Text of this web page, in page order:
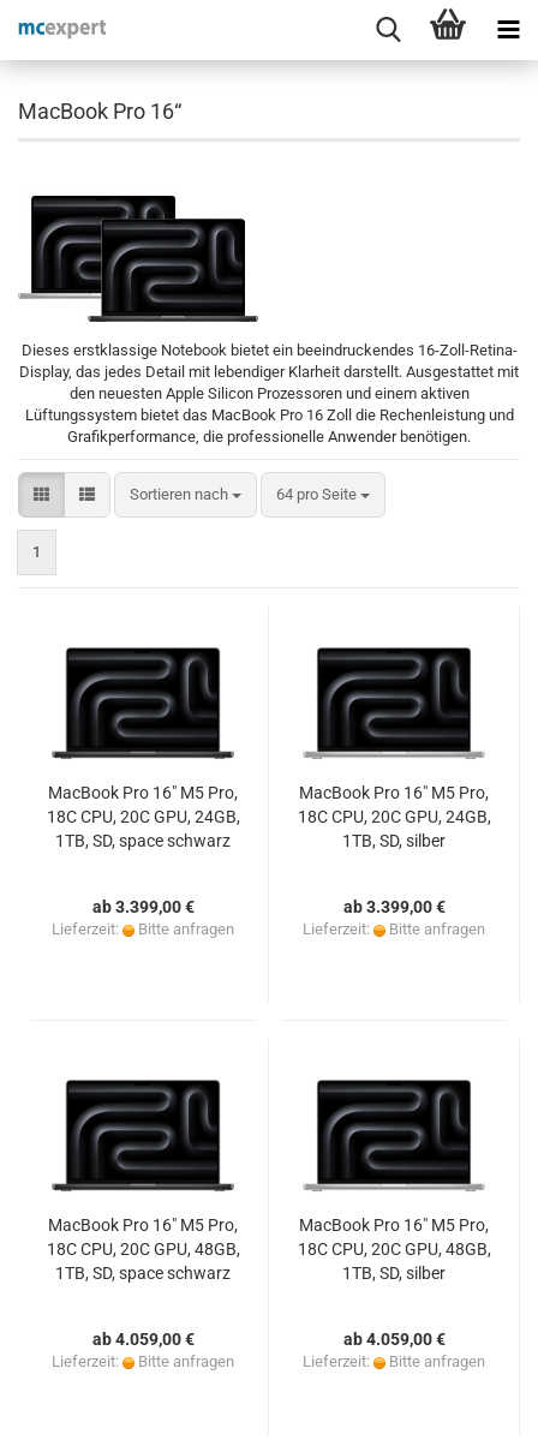
MacBook Pro 16“
Dieses erstklassige Notebook bietet ein beeindruckendes 16-Zoll-Retina-
Display, das jedes Detail mit lebendiger Klarheit darstellt. Ausgestattet mit
den neuesten Apple Silicon Prozessoren und einem aktiven
Lüftungssystem bietet das MacBook Pro 16 Zoll die Rechenleistung und
Grafikperformance, die professionelle Anwender benötigen.
Sortieren nach
Sortieren nach 64 pro Seite
pro Seite
1
MacBook Pro 16" M5 Pro,
18C CPU, 20C GPU, 24GB,
1TB, SD, space schwarz
ab 3.399,00 €
Lieferzeit: Bitte anfragen
MacBook Pro 16" M5 Pro,
18C CPU, 20C GPU, 24GB,
1TB, SD, silber
ab 3.399,00 €
Lieferzeit: Bitte anfragen
MacBook Pro 16" M5 Pro,
18C CPU, 20C GPU, 48GB,
1TB, SD, space schwarz
ab 4.059,00 €
Lieferzeit: Bitte anfragen
MacBook Pro 16" M5 Pro,
18C CPU, 20C GPU, 48GB,
1TB, SD, silber
ab 4.059,00 €
Lieferzeit: Bitte anfragen